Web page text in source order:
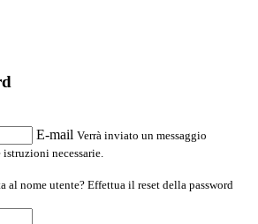
E-mail Verrà inviato un messaggio
necessarie.
al nome utente? Effettua il reset della password